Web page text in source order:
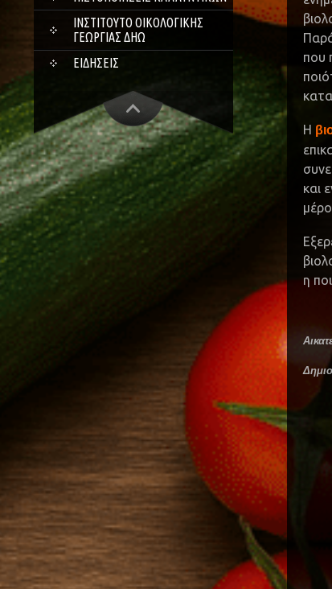
ΙΝΣΤΙΤΟΎΤΟ ΟΙΚΟΛΟΓΙΚΉΣ
ΓΕΩΡΓΊΑΣ ΔΗΩ
ΕΙΔΉΣΕΙΣ
που
Η
και
η